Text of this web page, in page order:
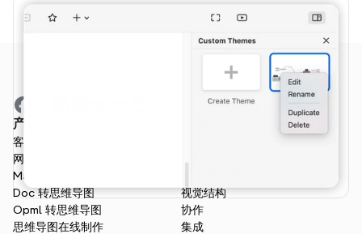
产品
客户端
网页端
Markdown 转思维导图
Doc 转思维导图
Opml 转思维导图
思维导图在线制作
视觉结构
协作
集成